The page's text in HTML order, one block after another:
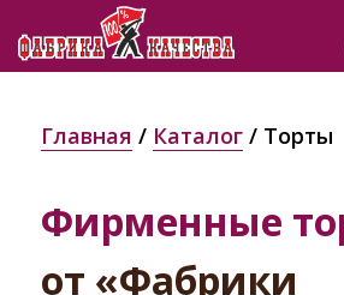
Фирменные
от «Фабрики
Главная / Каталог / Торты